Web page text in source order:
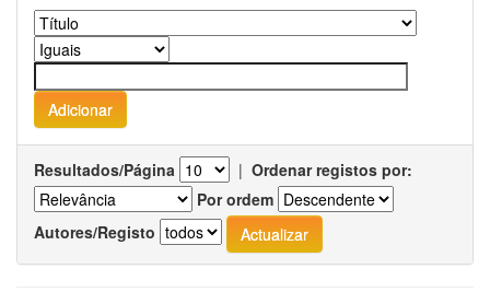
Resultados/Página | Ordenar registos por:
Por ordem
Autores/Registo